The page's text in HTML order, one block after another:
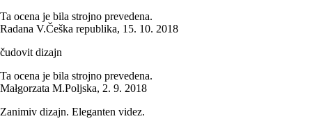
Ta ocena je bila strojno prevedena.
Radana V.Češka republika, 15. 10. 2018
čudovit dizajn
Ta ocena je bila strojno prevedena.
Małgorzata M.Poljska, 2. 9. 2018
Zanimiv dizajn. Eleganten videz.